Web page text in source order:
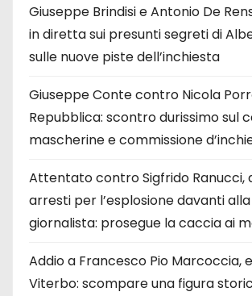
Giuseppe Brindisi e Antonio De
in diretta sui presunti segreti di
sulle nuove piste dell’inchiesta
Giuseppe Conte contro Nicola
Repubblica: scontro durissimo sul
mascherine e commissione
Attentato contro Sigfrido Ranucci,
arresti per l’esplosione davanti
giornalista: prosegue la caccia ai
Addio a Francesco Pio Marcoccia,
Viterbo: scompare una figura